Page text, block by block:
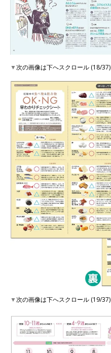
▼次の画像は下へスクロール (18/37)
▼次の画像は下へスクロール (19/37)